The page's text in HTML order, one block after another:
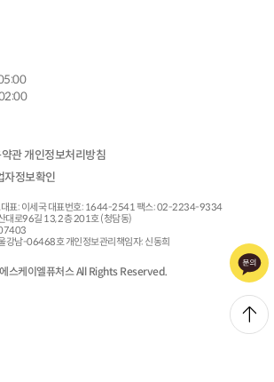
관 개인정보처리방침
자정보확인
대표: 이세국 대표번호: 1644-2541 팩스: 02-2234-9334
대로96길 13, 2층 201호 (청담동)
강남-06468호 개인정보관리책임자: 신동희
스케이엘퓨처스 All Rights Reserved.